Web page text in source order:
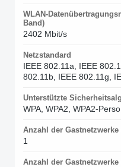
WLAN-
Band)
2402 Mbit/s
Netzstandard
IEEE 802.11a, IEEE
802.11b, IEEE 802.11g,
Unterstützte
WPA, WPA2, WPA2-
Anzahl der Gastnetzwerke
1
Anzahl der Gastnetzwerke